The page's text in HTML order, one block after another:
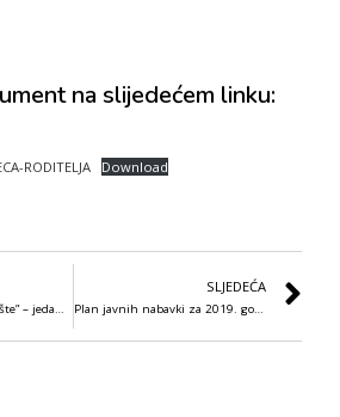
na slijedećem linku:
RODITELJA Download
SLJEDEĆA
Plan javnih nabavki za 2019. godinu